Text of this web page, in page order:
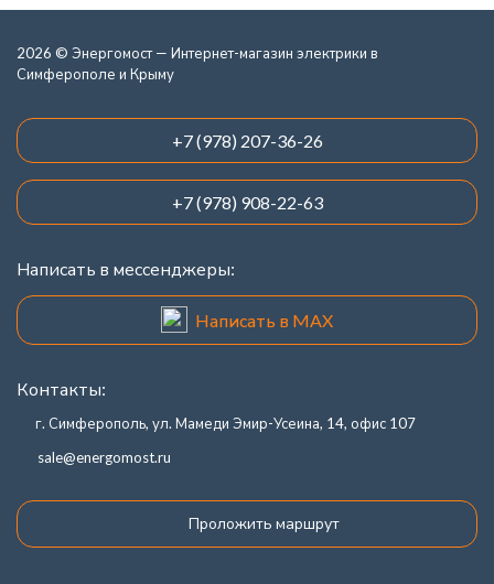
2026 © Энергомост — Интернет-магазин электрики в
Симферополе и Крыму
+7 (978) 207-36-26
+7 (978) 908-22-63
Написать в мессенджеры:
Написать в MAX
Контакты:
г. Симферополь, ул. Мамеди Эмир-Усеина, 14, офис 107
sale@energomost.ru
Проложить маршрут